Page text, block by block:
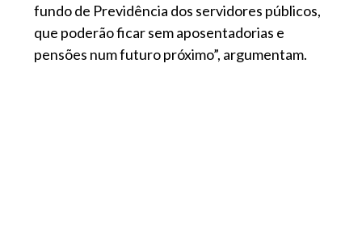
fundo de Previdência dos servidores públicos,
que poderão ficar sem aposentadorias e
pensões num futuro próximo”, argumentam.